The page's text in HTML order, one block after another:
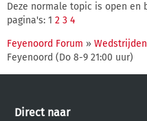
Deze normale topic is open en
pagina's: 1 2 3 4
Feyenoord Forum »
Feyenoord (Do 8-9 21:00 uur)
Direct naar